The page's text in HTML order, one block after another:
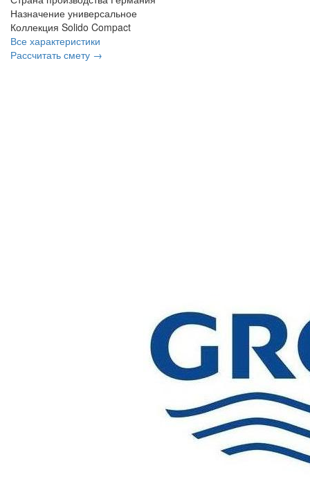
Назначение универсальное
Коллекция Solido Compact
Все характеристики
Рассчитать смету →